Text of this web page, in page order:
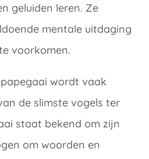
geluiden leren. Ze
mentale uitdaging
voorkomen.
wordt vaak
de slimste vogels ter
staat bekend om zijn
om woorden en